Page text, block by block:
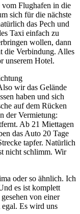
Flughafen in die
sich für die nächste
das Pech und
Taxi einfach zu
wollen, dann
die Verbindung. Alles
unserem Hotel.
wir das Gelände
haben und sich
auf dem Rücken
der Vermietung:
Ab 21 Miettagen
das Auto 20 Tage
tapfer. Natürlich
nicht schlimm. Wir
oder so ähnlich. Ich
es ist komplett
von einer
egal. Es wird uns